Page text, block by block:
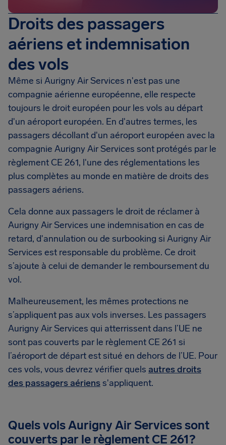
Droits des passagers
aériens et indemnisation
des vols
Même si Aurigny Air Services n'est pas une
compagnie aérienne européenne, elle respecte
toujours le droit européen pour les vols au départ
d'un aéroport européen. En d'autres termes, les
passagers décollant d'un aéroport européen avec la
compagnie Aurigny Air Services sont protégés par le
règlement CE 261, l'une des réglementations les
plus complètes au monde en matière de droits des
passagers aériens.
Cela donne aux passagers le droit de réclamer à
Aurigny Air Services une indemnisation en cas de
retard, d'annulation ou de surbooking si Aurigny Air
Services est responsable du problème. Ce droit
s’ajoute à celui de demander le remboursement du
vol.
Malheureusement, les mêmes protections ne
s’appliquent pas aux vols inverses. Les passagers
Aurigny Air Services qui atterrissent dans l’UE ne
sont pas couverts par le règlement CE 261 si
l’aéroport de départ est situé en dehors de l’UE. Pour
ces vols, vous devrez vérifier quels autres droits
des passagers aérienss'appliquent.
Quels vols Aurigny Air Services sont
couverts par le règlement CE 261?